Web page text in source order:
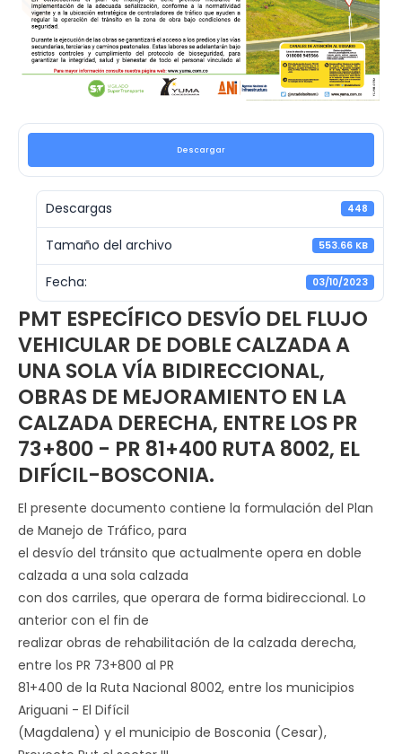
Descargar
Descargas 448
Tamaño del archivo 553.66 KB
Fecha: 03/10/2023
PMT ESPECÍFICO DESVÍO DEL FLUJO
VEHICULAR DE DOBLE CALZADA A
UNA SOLA VÍA BIDIRECCIONAL,
OBRAS DE MEJORAMIENTO EN LA
CALZADA DERECHA, ENTRE LOS PR
73+800 - PR 81+400 RUTA 8002, EL
DIFÍCIL-BOSCONIA.
El presente documento contiene la formulación del Plan
de Manejo de Tráfico, para
el desvío del tránsito que actualmente opera en doble
calzada a una sola calzada
con dos carriles, que operara de forma bidireccional. Lo
anterior con el fin de
realizar obras de rehabilitación de la calzada derecha,
entre los PR 73+800 al PR
81+400 de la Ruta Nacional 8002, entre los municipios
Ariguani - El Difícil
(Magdalena) y el municipio de Bosconia (Cesar),